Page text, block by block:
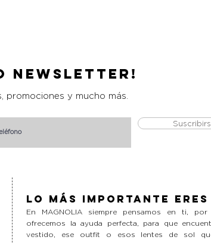
Newsletter!
promociones y mucho más.
Lo más importante
En MAGNOLIA siempre pensamos en ti,
ofrecemos la ayuda perfecta, para que
vestido, ese outfit o esos lentes de sol